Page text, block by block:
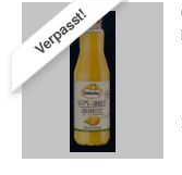
Verpasst!